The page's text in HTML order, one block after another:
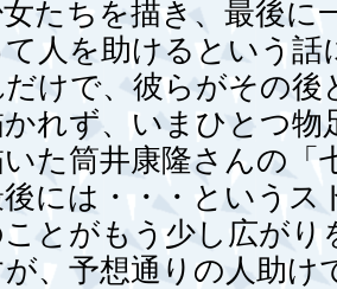
たちを描き、最後に
て人を助けるという
だけで、彼らがその
れず、いまひとつ物
いた筒井康隆さんの「
には・・・というス
とがもう少し広が
、予想通りの人助け